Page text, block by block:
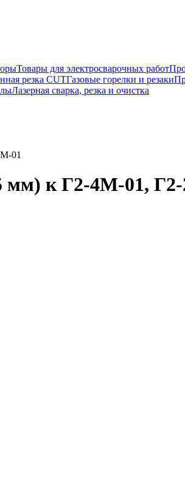
Товары для электросварочных работ
резка CUTГазовые горелки и резаки
Лазерная сварка, резка и очистка
01
мм) к Г2-4М-01,